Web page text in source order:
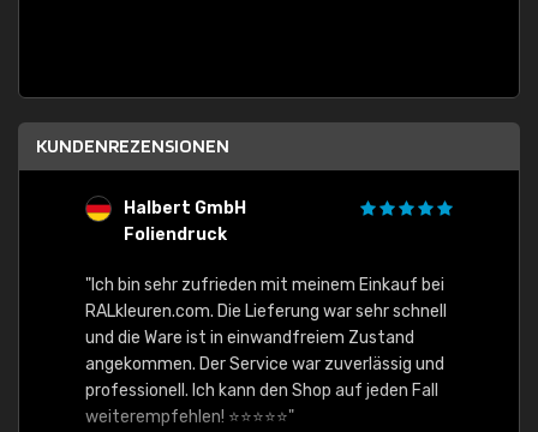
KUNDENREZENSIONEN
Halbert GmbH
Foliendruck
"Ich bin sehr zufrieden mit meinem Einkauf bei
RALkleuren.com. Die Lieferung war sehr schnell
und die Ware ist in einwandfreiem Zustand
angekommen. Der Service war zuverlässig und
professionell. Ich kann den Shop auf jeden Fall
weiterempfehlen! ⭐⭐⭐⭐⭐"